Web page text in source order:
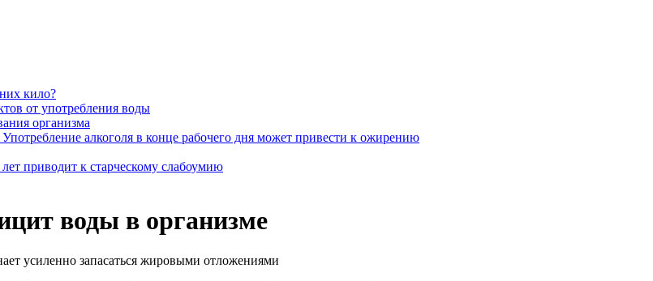
кило?
от употребления воды
организма
Употребление алкоголя в конце рабочего дня может привести к ожирению
приводит к старческому слабоумию
воды в организме
усиленно запасаться жировыми отложениями